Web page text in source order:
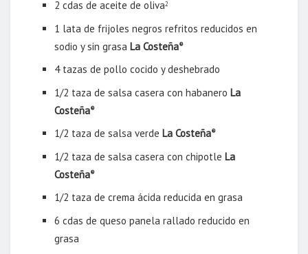
2 cdas de aceite de oliva2
1 lata de frijoles negros refritos reducidos en
sodio y sin grasaLa Costeña®
4 tazas de pollo cocido y deshebrado
1/2 taza de salsa casera con habaneroLa
Costeña®
1/2 taza de salsa verdeLa Costeña®
1/2 taza de salsa casera con chipotleLa
Costeña®
1/2 taza de crema ácida reducida en grasa
6 cdas de queso panela rallado reducido en
grasa